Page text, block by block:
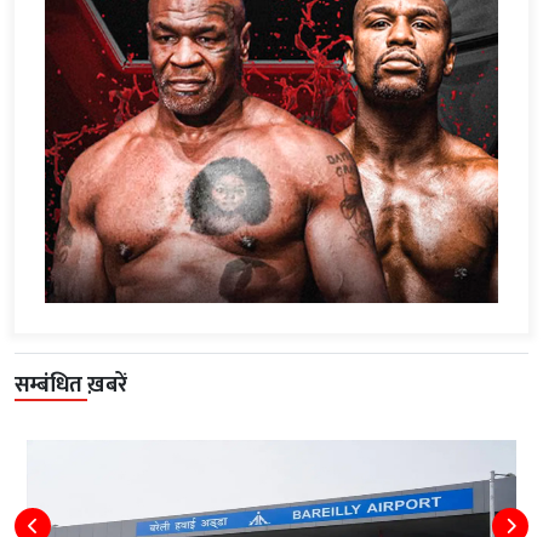
सम्बंधित ख़बरें